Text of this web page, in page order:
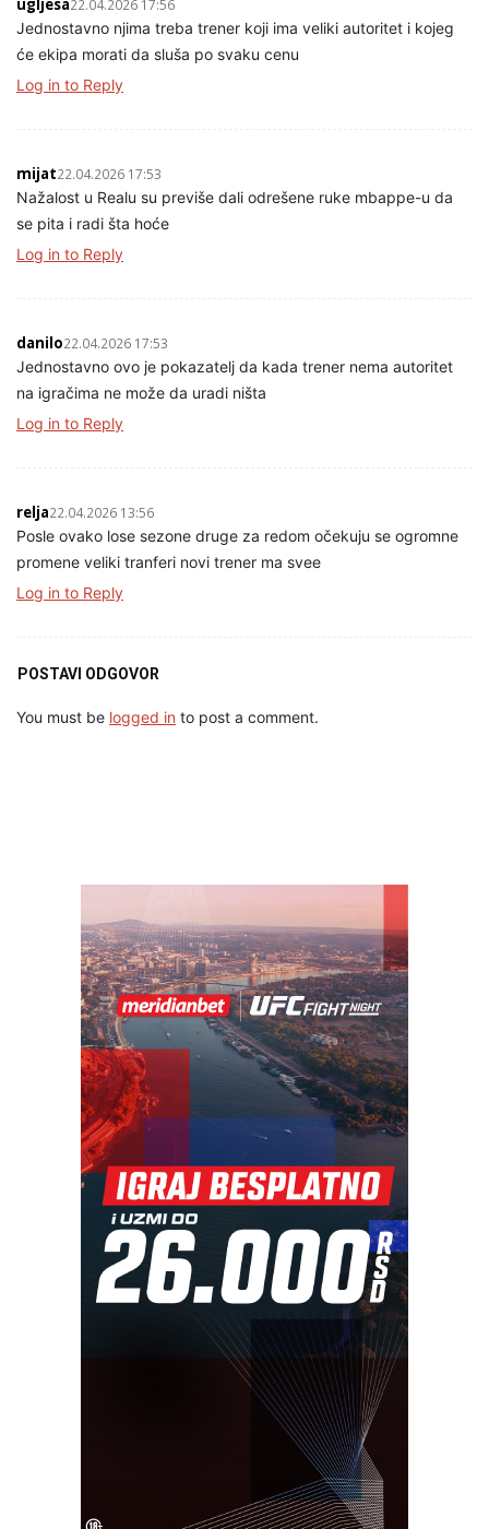
ugljesa22.04.2026 17:56
Jednostavno njima treba trener koji ima veliki autoritet i kojeg
će ekipa morati da sluša po svaku cenu
Log in to Reply
mijat22.04.2026 17:53
Nažalost u Realu su previše dali odrešene ruke mbappe-u da
se pita i radi šta hoće
Log in to Reply
danilo22.04.2026 17:53
Jednostavno ovo je pokazatelj da kada trener nema autoritet
na igračima ne može da uradi ništa
Log in to Reply
relja22.04.2026 13:56
Posle ovako lose sezone druge za redom očekuju se ogromne
promene veliki tranferi novi trener ma svee
Log in to Reply
POSTAVI ODGOVOR
You must be logged in to post a comment.